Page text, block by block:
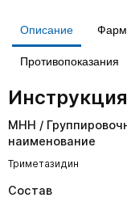
Описание
Противопоказания
Инструкция
МНН /
наименование
Триметазидин
Состав